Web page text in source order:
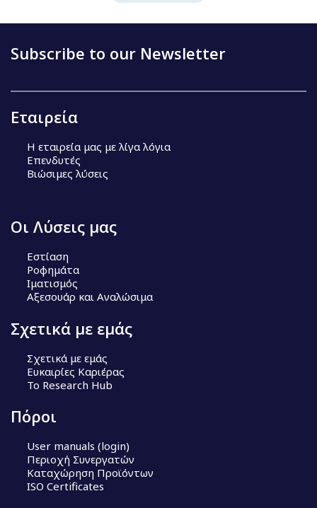
Subscribe to our Newsletter
Εταιρεία
Η εταιρεία μας με λίγα λόγια
Επενδυτές
Βιώσιμες λύσεις
Οι Λύσεις μας
Εστίαση
Ροφημάτα
Ιματισμός
Αξεσουάρ και Αναλώσιμα
Σχετικά με εμάς
Σχετικά με εμάς
Ευκαιρίες Καριέρας
Το Research Hub
Πόροι
User manuals (login)
Περιοχή Συνεργατών
Καταχώρηση Προϊόντων
ISO Certificates